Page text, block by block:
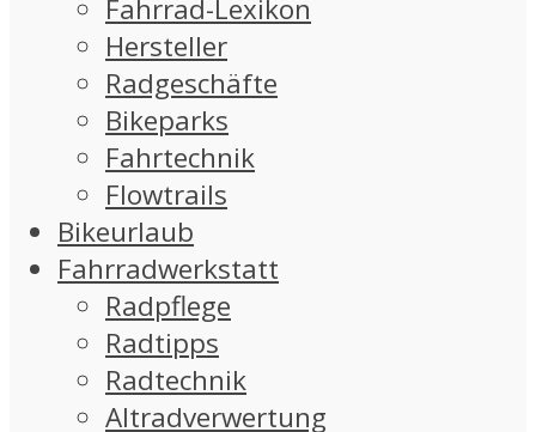
Fahrrad-Lexikon
Hersteller
Radgeschäfte
Bikeparks
Fahrtechnik
Flowtrails
Bikeurlaub
Fahrradwerkstatt
Radpflege
Radtipps
Radtechnik
Altradverwertung